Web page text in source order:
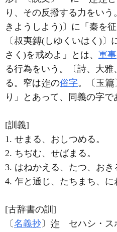
り、その反撥する力をいう。
きようしよう)〕に「秦を
〔叔夷
(しゆくいはく)〕
さく)を戒めよ」とは、 軍事
る行為をいう。〔詩、大
る。窄は
の俗字。〔玉
り」とあって、同義の字で
[訓義]
1. せまる、おしつめる。
2. ちぢむ、せばまる。
3. はねかえる、たつ、おき
4. 乍と通じ、たちまち、に
[古辞書の訓]
〔 名義抄 〕
セハシ・ス